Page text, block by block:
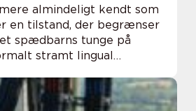
almindeligt kendt som
en tilstand, der begrænser
spædbarns tunge på
stramt lingual
overgangen til fast føde og